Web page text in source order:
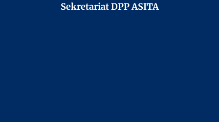
Sekretariat DPP ASITA